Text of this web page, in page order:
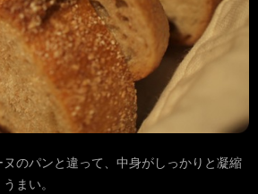
のパンと違って、中身がしっかりと凝縮
まい。